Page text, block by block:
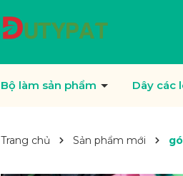
Bộ làm sản phẩm Dây các
Trang chủ Sản phẩm mới